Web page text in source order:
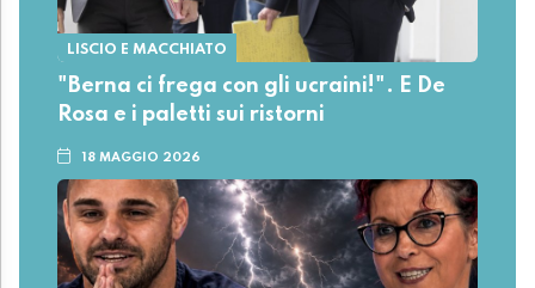
LISCIO E MACCHIATO
"Berna ci frega con gli ucraini!". E De
Rosa e i paletti sui ristorni
18 MAGGIO 2026